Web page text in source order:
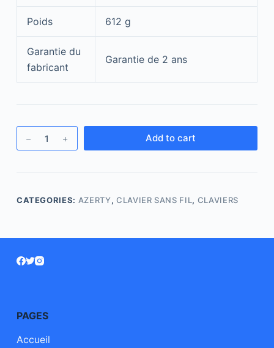
Poids 612 g
Garantie du
fabricant
Garantie de 2 ans
Add to cart
CATEGORIES: AZERTY, CLAVIER SANS FIL, CLAVIERS
PAGES
Accueil